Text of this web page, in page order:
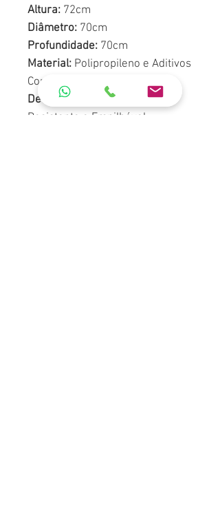
Altura: 72cm
Diâmetro: 70cm
Profundidade: 70cm
Material: Polipropileno e Aditivos
Com Anti-Uv.
Detalhes:
Produto Monobloco,
Resistente e Empilhável